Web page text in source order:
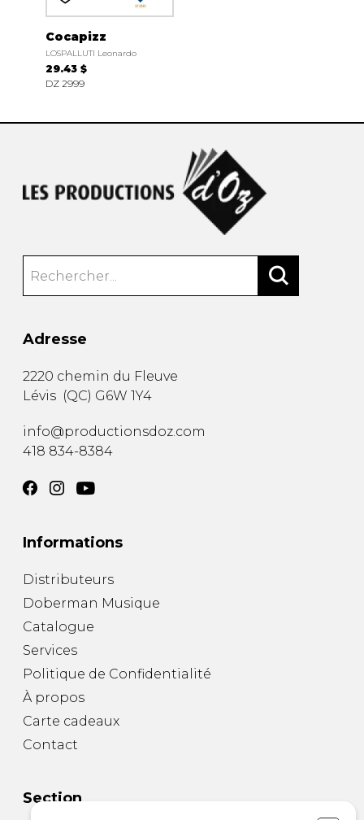
Cocapizz
LOSPALLUTI Leonardo
29.43 $
DZ 2999
Adresse
2220 chemin du Fleuve
Lévis (QC) G6W 1Y4
info@productionsdoz.com
418 834-8384
Informations
Distributeurs
Doberman Musique
Catalogue
Services
Politique de Confidentialité
À propos
Carte cadeaux
Contact
Section